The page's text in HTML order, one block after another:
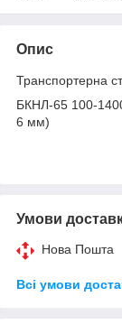
Опис
Транспортерна
БКНЛ-65 100-
6 мм)
Умови
Нова Пошта
Всі умови